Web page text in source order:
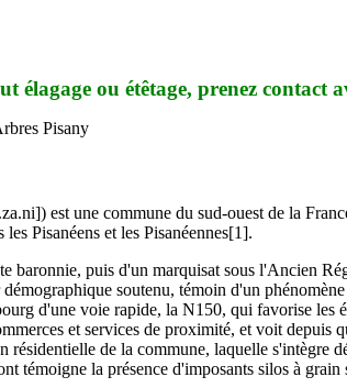
élagage ou étêtage, prenez contact
Pisany
est une commune du sud-ouest de la
les Pisanéens et les Pisanéennes[1].
baronnie, puis d'un marquisat sous l'Ancien
soutenu, témoin d'un
d'une voie rapide, la N150, qui favorise les
et services de proximité, et voit depuis
résidentielle de la commune, laquelle s'intègre
témoigne la présence d'imposants silos à grain